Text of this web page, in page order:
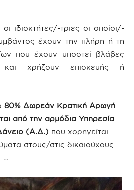
οι ιδιοκτήτες/-τριες οι οποίοι/-
έχουν την πλήρη ή τη
που έχουν υποστεί βλάβες
χρήζουν επισκευής ή
80% Δωρεάν Κρατική Αρωγή
από την αρμόδια Υπηρεσία
(Α.Δ.) που χορηγείται
στους/στις δικαιούχους
…